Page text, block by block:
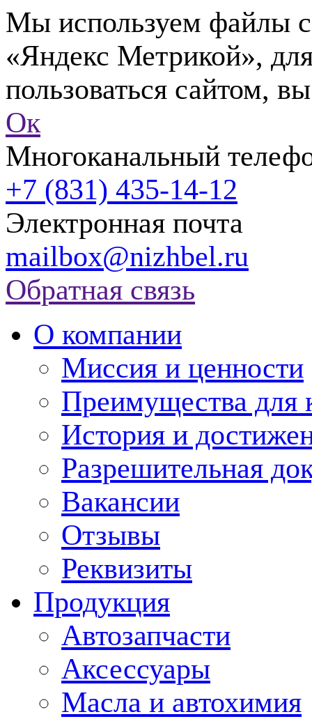
Мы используем файлы
«Яндекс Метрикой»,
пользоваться сайтом,
Ок
Многоканальный
+7 (831) 435-14-12
Электронная почта
mailbox@nizhbel.ru
Обратная связь
О компании
Миссия и ценности
Преимущества для
История и
Разрешительная
Вакансии
Отзывы
Реквизиты
Продукция
Автозапчасти
Аксессуары
Масла и автохимия